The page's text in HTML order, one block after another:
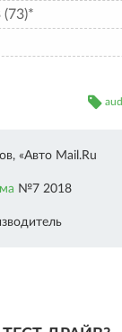
(73)*
«Авто Mail.Ru
№7 2018